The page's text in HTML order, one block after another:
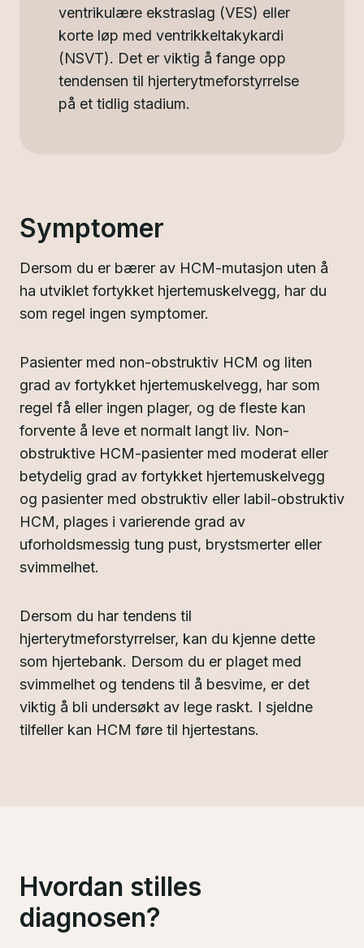
ventrikulære ekstraslag (VES) eller
korte løp med ventrikkeltakykardi
(NSVT). Det er viktig å fange opp
tendensen til hjerterytmeforstyrrelse
på et tidlig stadium.
Symptomer
Dersom du er bærer av HCM-mutasjon uten å
ha utviklet fortykket hjertemuskelvegg, har du
som regel ingen symptomer.
Pasienter med non-obstruktiv HCM og liten
grad av fortykket hjertemuskelvegg, har som
regel få eller ingen plager, og de fleste kan
forvente å leve et normalt langt liv. Non-
obstruktive HCM-pasienter med moderat eller
betydelig grad av fortykket hjertemuskelvegg
og pasienter med obstruktiv eller labil-obstruktiv
HCM, plages i varierende grad av
uforholdsmessig tung pust, brystsmerter eller
svimmelhet.
Dersom du har tendens til
hjerterytmeforstyrrelser, kan du kjenne dette
som hjertebank. Dersom du er plaget med
svimmelhet og tendens til å besvime, er det
viktig å bli undersøkt av lege raskt. I sjeldne
tilfeller kan HCM føre til hjertestans.
Hvordan stilles
diagnosen?